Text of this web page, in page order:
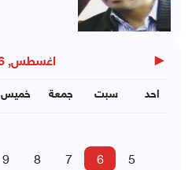
◀ اغسطس, 2026
خميس جمعة سبت احد
5
6
7
8
9